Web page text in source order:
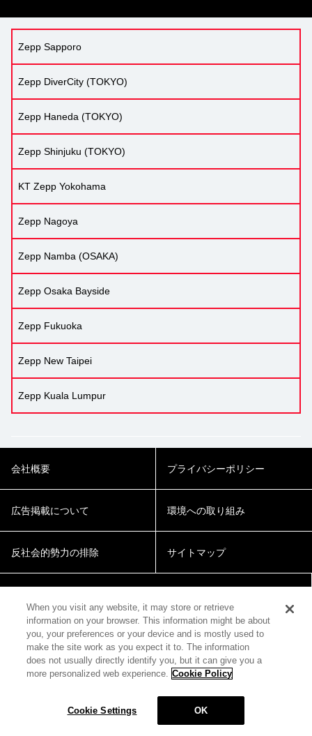
Zepp Sapporo
Zepp DiverCity (TOKYO)
Zepp Haneda (TOKYO)
Zepp Shinjuku (TOKYO)
KT Zepp Yokohama
Zepp Nagoya
Zepp Namba (OSAKA)
Zepp Osaka Bayside
Zepp Fukuoka
Zepp New Taipei
Zepp Kuala Lumpur
会社概要 プライバシーポリシー
広告掲載について 環境への取り組み
反社会的勢力の排除 サイトマップ
© 2018 Zepp Hall Network Inc.
HOME SEARCH
When you visit any website, it may store or retrieve
information on your browser. This information might be about
you, your preferences or your device and is mostly used to
make the site work as you expect it to. The information
does not usually directly identify you, but it can give you a
more personalized web experience. Cookie Policy
Cookie Settings OK